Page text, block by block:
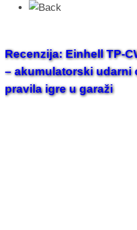
Recenzija: Einhell TP-
– akumulatorski udarni
pravila igre u garaži